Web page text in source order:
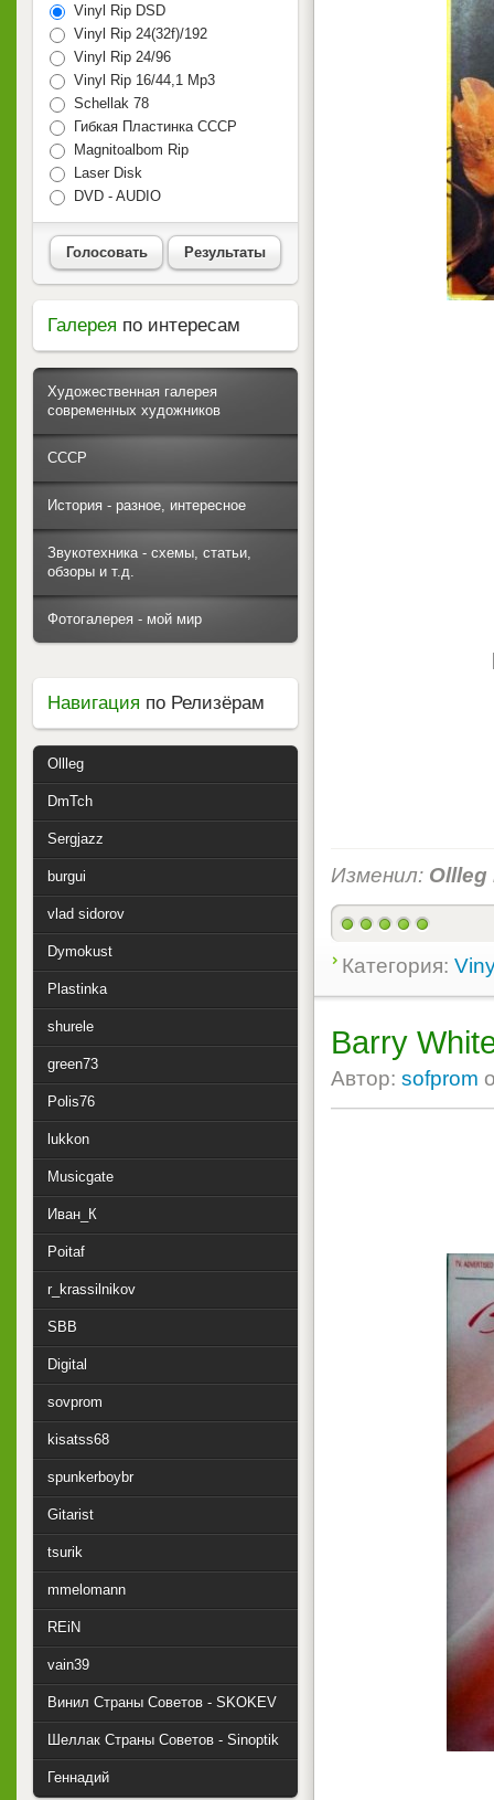
Изменил: Ollleg
Категория:
Barry
Автор: sofprom
Vinyl Rip DSD
Vinyl Rip 24(32f)/192
Vinyl Rip 24/96
Vinyl Rip 16/44,1 Mp3
Schellak 78
Гибкая Пластинка СССР
Magnitoalbom Rip
Laser Disk
DVD - AUDIO
Голосовать Результаты
Галерея по интересам
Художественная галерея
современных художников
СССР
История - разное, интересное
Звукотехника - схемы, статьи,
обзоры и т.д.
Фотогалерея - мой мир
Навигация по Релизёрам
Ollleg
DmTch
Sergjazz
burgui
vlad sidorov
Dymokust
Plastinka
shurele
green73
Polis76
lukkon
Musicgate
Иван_К
Poitaf
r_krassilnikov
SBB
Digital
sovprom
kisatss68
spunkerboybr
Gitarist
tsurik
mmelomann
REiN
vain39
Винил Страны Советов - SKOKEV
Шеллак Страны Советов - Sinoptik
Геннадий